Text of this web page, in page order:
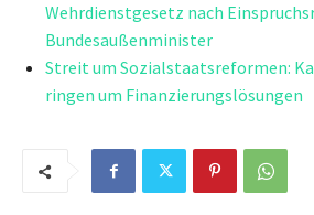
Wehrdienstgesetz nach
Bundesaußenminister
Streit um Sozialstaatsreformen:
ringen um Finanzierungslösungen